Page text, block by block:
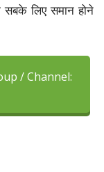
सबके लिए समान होने
/ Channel: